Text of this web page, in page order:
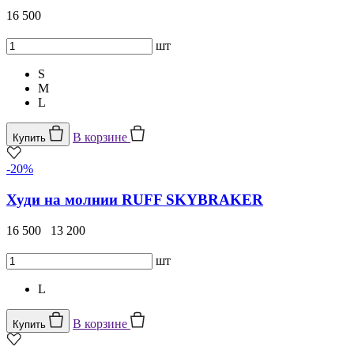
16 500
шт
S
M
L
Купить В корзине
-20%
Худи на молнии RUFF SKYBRAKER
16 500 13 200
шт
L
Купить В корзине